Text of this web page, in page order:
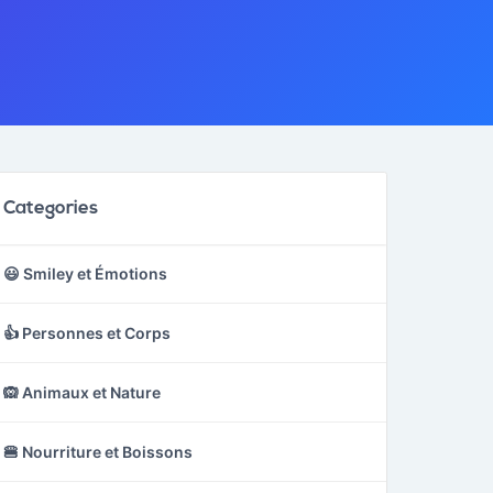
Categories
😃 Smiley et Émotions
👍 Personnes et Corps
🙉 Animaux et Nature
🍔 Nourriture et Boissons